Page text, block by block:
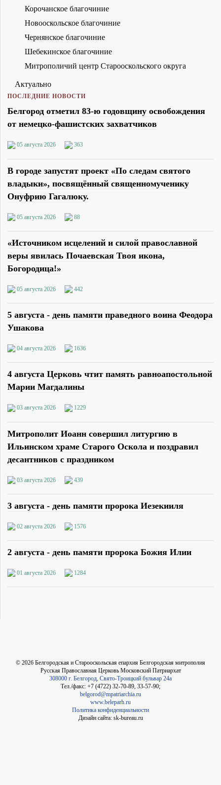
Корочанское благочиние
Новооскольское благочиние
Чернянское благочиние
Шебекинское благочиние
Митрополичий центр Старооскольского округа
Актуально
ПОСЛЕДНИЕ НОВОСТИ
Белгород отметил 83-ю годовщину освобождения
от немецко-фашистских захватчиков
05 августа 2026 363
В городе запустят проект «По следам святого
владыки», посвящённый священномученику
Онуфрию Гагалюку.
05 августа 2026 88
«Источником исцелений и силой православной
веры явилась Почаевская Твоя икона,
Богородица!»
05 августа 2026 442
5 августа - день памяти праведного воина Феодора
Ушакова
04 августа 2026 1636
4 августа Церковь чтит память равноапостольной
Марии Магдалины
03 августа 2026 1229
Митрополит Иоанн совершил литургию в
Ильинском храме Старого Оскола и поздравил
десантников с праздником
03 августа 2026 439
3 августа - день памяти пророка Иезекииля
02 августа 2026 1576
2 августа - день памяти пророка Божия Илии
01 августа 2026 1284
© 2026 Белгородская и Старооскольская епархия Белгородская митрополия
Русская Православная Церковь Московский Патриархат
308000 г. Белгород, Свято-Троицкий бульвар 24а
Тел./факс: +7 (4722) 32-70-89, 33-57-90;
belgorod@mpatriarchia.ru
www.beleparh.ru
Политика конфиденциальности
Дизайн сайта: sk-bureau.ru